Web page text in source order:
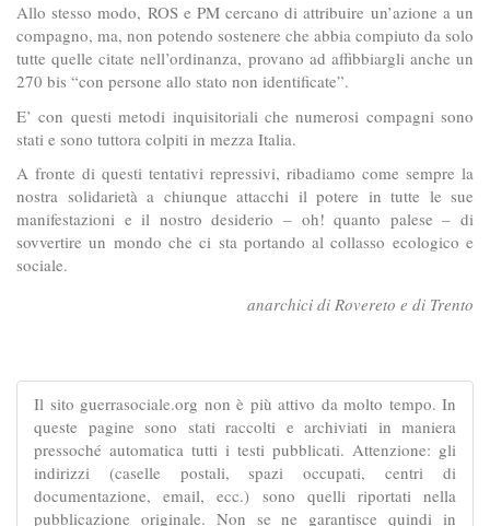
Allo stesso modo, ROS e PM cercano di attribuire un’azione a un
compagno, ma, non potendo sostenere che abbia compiuto da solo
tutte quelle citate nell’ordinanza, provano ad affibbiargli anche un
270 bis “con persone allo stato non identificate”.
E’ con questi metodi inquisitoriali che numerosi compagni sono
stati e sono tuttora colpiti in mezza Italia.
A fronte di questi tentativi repressivi, ribadiamo come sempre la
nostra solidarietà a chiunque attacchi il potere in tutte le sue
manifestazioni e il nostro desiderio – oh! quanto palese – di
sovvertire un mondo che ci sta portando al collasso ecologico e
sociale.
anarchici di Rovereto e di Trento
Il sito guerrasociale.org non è più attivo da molto tempo. In
queste pagine sono stati raccolti e archiviati in maniera
pressoché automatica tutti i testi pubblicati. Attenzione: gli
indirizzi (caselle postali, spazi occupati, centri di
documentazione, email, ecc.) sono quelli riportati nella
pubblicazione originale. Non se ne garantisce quindi in